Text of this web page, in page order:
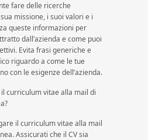
fare delle ricerche
missione, i suoi valori e i
queste informazioni per
dall’azienda e come puoi
Evita frasi generiche e
riguardo a come le tue
con le esigenze dell’azienda.
curriculum vitae alla mail di
il curriculum vitae alla mail
Assicurati che il CV sia